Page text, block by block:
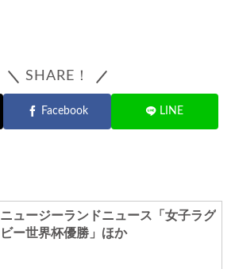
SHARE！
Facebook LINE
ニュージーランドニュース「女子ラグ
ビー世界杯優勝」ほか